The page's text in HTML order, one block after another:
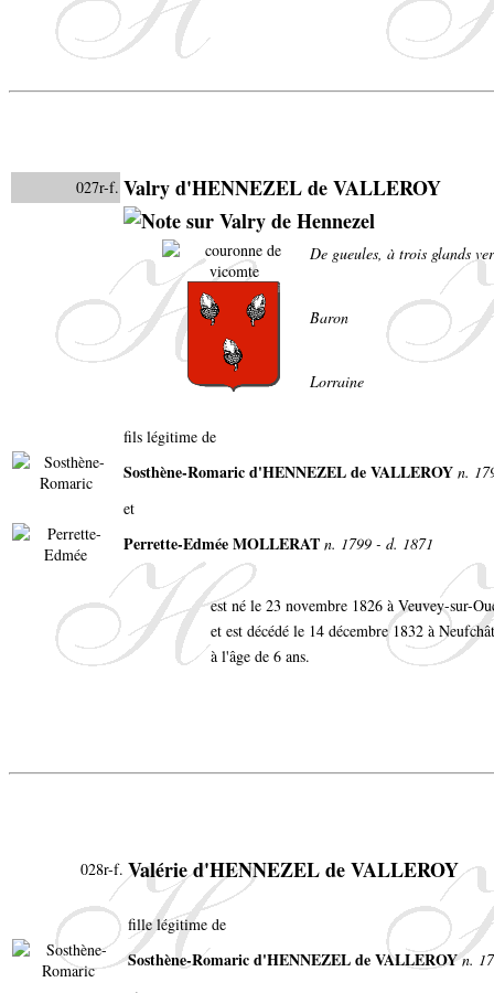
027r-f. Valry d'HENNEZEL de VALLEROY
De gueules, à trois glands
Baron
Lorraine
fils légitime de
Sosthène-Romaric d'HENNEZEL de VALLEROY n.
et
Perrette-Edmée MOLLERAT n. 1799 - d. 1871
est né le 23 novembre 1826 à Veuvey-sur-
et est décédé le 14 décembre 1832 à
à l'âge de 6 ans.
028r-f. Valérie d'HENNEZEL de VALLEROY
fille légitime de
Sosthène-Romaric d'HENNEZEL de VALLEROYn.